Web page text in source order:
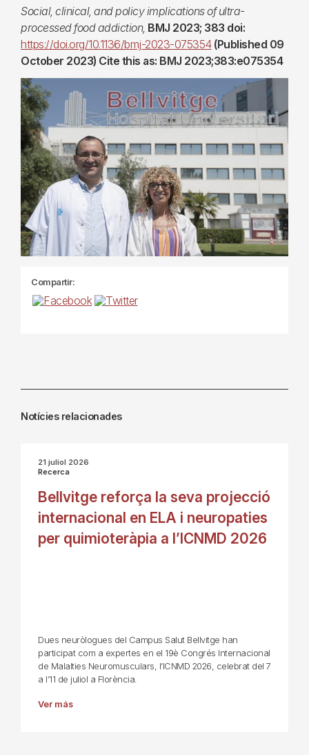
Social, clinical, and policy implications of ultra-
processed food addiction, BMJ 2023; 383 doi:
https://doi.org/10.1136/bmj-2023-075354 (Published 09
October 2023) Cite this as: BMJ 2023;383:e075354
Compartir:
Notícies relacionades
21 juliol 2026
Recerca
Bellvitge reforça la seva projecció
internacional en ELA i neuropaties
per quimioteràpia a l’ICNMD 2026
Dues neuròlogues del Campus Salut Bellvitge han
participat com a expertes en el 19è Congrés Internacional
de Malalties Neuromusculars, l’ICNMD 2026, celebrat del 7
a l’11 de juliol a Florència.
Ver más